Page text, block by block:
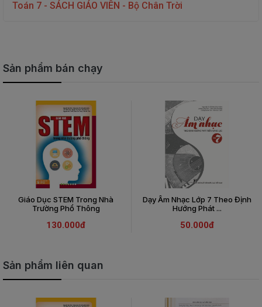
Toán 7 - SÁCH GIÁO VIÊN - Bộ Chân Trời
Sản phẩm bán chạy
Giáo Dục STEM Trong Nhà
Trường Phổ Thông
130.000đ
Dạy Âm Nhạc Lớp 7 Theo Định
Hướng Phát ...
50.000đ
Sản phẩm liên quan